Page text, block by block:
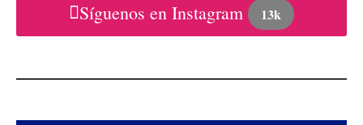
Síguenos en Instagram 13k